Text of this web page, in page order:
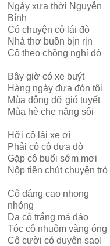
Ngày xưa thời Nguyễn
Bính
Có chuyện cô lái đò
Nhà thơ buồn bịn rịn
Cô theo chồng nghỉ đò
Bây giờ có xe buýt
Hàng ngày đưa đón tôi
Mùa đông đỡ gió tuyết
Mùa hè che nắng sôi
Hỡi cô lái xe ơi
Phải cô cô đưa đò
Gặp cô buổi sớm mơi
Nộp tiền chút chuyện trò
Cô dáng cao nhong
nhỏng
Da cô trắng má đào
Tóc cô nhuộm vàng óng
Cô cười có duyên sao!